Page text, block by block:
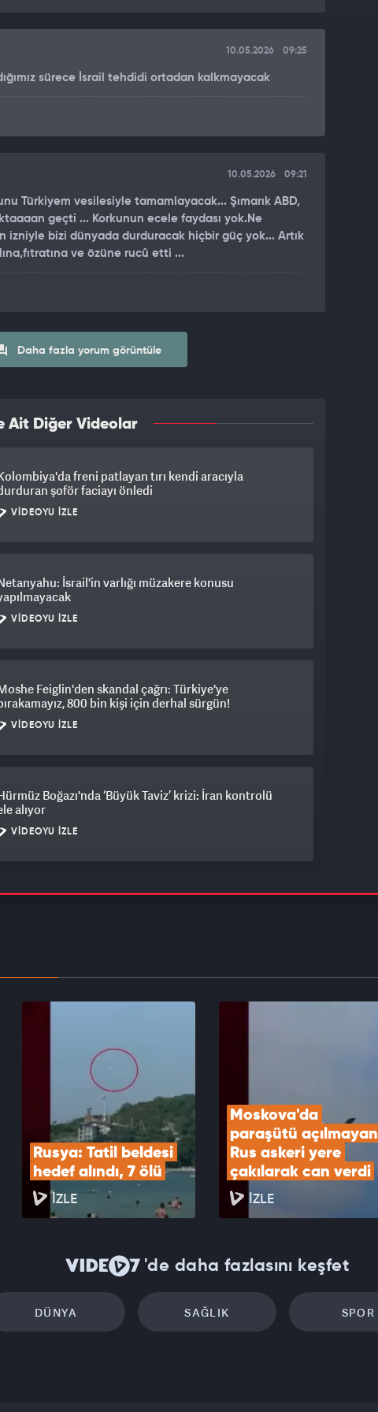
10.05.2026 09:25
sürece İsrail tehdidi ortadan kalkmayacak
10.05.2026 09:21
Türkiyem vesilesiyle tamamlayacak... Şımarık ABD,
geçti ... Korkunun ecele faydası yok.Ne
izniyle bizi dünyada durduracak hiçbir güç yok... Artık
ve özüne rucû etti ...
Daha fazla yorum görüntüle
Ait Diğer Videolar
freni patlayan tırı kendi aracıyla
şoför faciayı önledi
VIDEOYU İZLE
İsrail'in varlığı müzakere konusu
VIDEOYU İZLE
Feiglin'den skandal çağrı: Türkiye'ye
800 bin kişi için derhal sürgün!
VIDEOYU İZLE
Boğazı'nda ‘Büyük Taviz’ krizi: İran kontrolü
alıyor
VIDEOYU İZLE
yolcu treni saman yüklü römorka çarptı!
Rusya: Tatil beldesi
hedef alındı, 7 ölü
İZLE
Moskova'da
paraşütü açılmayan
Rus askeri yere
çakılarak can verdi
İZLE
'de daha fazlasını keşfet
DÜNYA SAĞLIK SPOR